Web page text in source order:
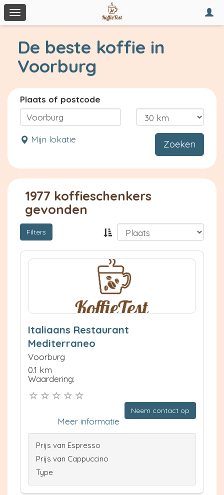
Toggle
navigation
De beste koffie in
Voorburg
Plaats of postcode
Mijn lokatie Zoeken
1977 koffieschenkers
gevonden
Filters
Italiaans Restaurant
Mediterraneo
Voorburg
0.1 km
Waardering:
Neem contact op
Meer informatie
Prijs van Espresso
Prijs van Cappuccino
Type